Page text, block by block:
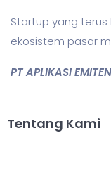
Startup yang
ekosistem pasar
PT APLIKASI
Tentang Kami